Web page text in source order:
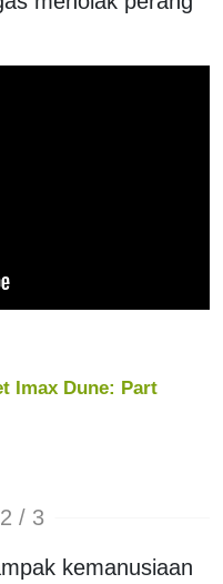
Imax Dune: Part
/ 3
kemanusiaan